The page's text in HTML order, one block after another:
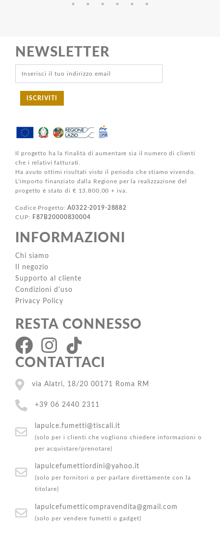
NEWSLETTER
ISCRIVITI
Il progetto ha la finalità di aumentare sia il numero di clienti
che i relativi fatturati.
Ha avuto ottimi risultati visto il periodo che stiamo vivendo.
L'importo finanziato dalla Regione per la realizzazione del
progetto è stato di € 13.800,00 + iva.
Codice Progetto:A0322-2019-28882
CUP:
F87B20000830004
INFORMAZIONI
Chi siamo
Il negozio
Supporto al cliente
Condizioni d'uso
Privacy Policy
RESTA CONNESSO
CONTATTACI
via Alatri, 18/20 00171 Roma RM
+39 06 2440 2311
lapulce.fumetti@tiscali.it
(solo per i clienti che vogliono chiedere informazioni o
per acquistare/prenotare)
lapulcefumettiordini@yahoo.it
(solo per fornitori o per parlare direttamente con la
titolare)
lapulcefumetticompravendita@gmail.com
(solo per vendere fumetti o gadget)